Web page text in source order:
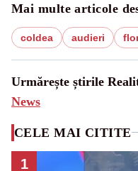
Mai multe articole
coldea audieri
Urmărește știrile
News
CELE MAI CITITE
1